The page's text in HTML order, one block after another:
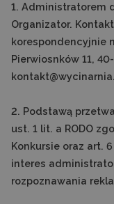
1. Administratorem
Organizator.
korespondencyjnie
Pierwiosnków 11,
2. Podstawą
ust. 1 lit. a RODO
Konkursie oraz art.
interes
rozpoznawania